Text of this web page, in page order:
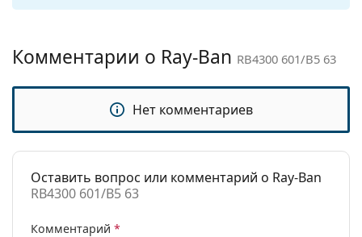
Другое
Категория:
Солнцезащитные очки
Бренд:
Ray-Ban
Использование:
Модные
Доступен рецепт:
Нет
Комментарии о Ray-Ban RB4300 601/B5 63
Нет комментариев
Оставить вопрос или комментарий о Ray-Ban
RB4300 601/B5 63
Комментарий *